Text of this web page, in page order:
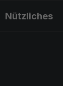
Nützliches